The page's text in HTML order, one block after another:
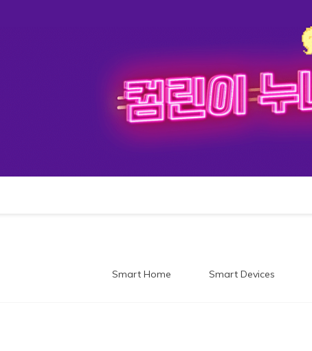
누나
Smart Home Smart Devices